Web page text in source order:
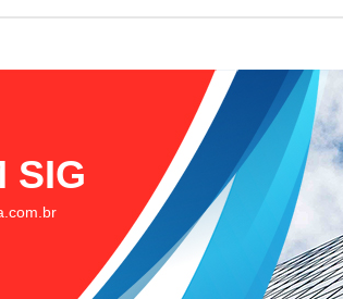
SIG